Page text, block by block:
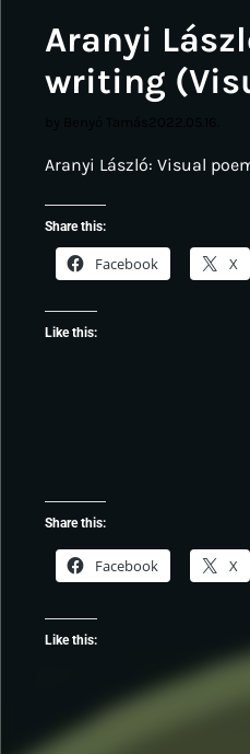
Aranyi
writing
Aranyi László: Visual
Share this:
Facebook X
Like this:
Share this:
Facebook X
Like this: